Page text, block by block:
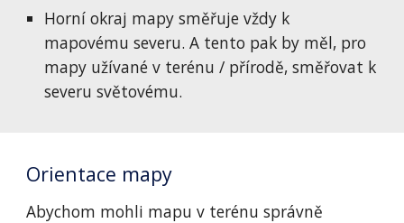
Horní okraj mapy směřuje vždy k
mapovému severu. A tento pak by měl, pro
mapy užívané v terénu / přírodě, směřovat k
severu světovému.
Orientace mapy
Abychom mohli mapu v terénu správně